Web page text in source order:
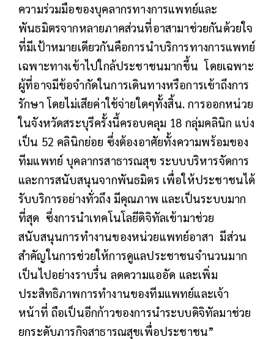
ความร่วมมือของบุคลากรทางการแพทย์และ
พันธมิตรจากหลายภาคส่วนที่อาสามาช่วยกันด้วยใจ
ที่มีเป้าหมายเดียวกันคือการนำบริการทางการแพทย์
เฉพาะทางเข้าไปใกล้ประชาชนมากขึ้น โดยเฉพาะ
ผู้ที่อาจมีข้อจำกัดในการเดินทางหรือการเข้าถึงการ
รักษา โดยไม่เสียค่าใช้จ่ายใดๆทั้งสิ้น. การออกหน่วย
ในจังหวัดสระบุรีครั้งนี้ครอบคลุม 18 กลุ่มคลินิก แบ่ง
เป็น 52 คลินิกย่อย ซึ่งต้องอาศัยทั้งความพร้อมของ
ทีมแพทย์ บุคลากรสาธารณสุข ระบบบริหารจัดการ
และการสนับสนุนจากพันธมิตร เพื่อให้ประชาชนได้
รับบริการอย่างทั่วถึง มีคุณภาพ และเป็นระบบมาก
ที่สุด ซึ่งการนำเทคโนโลยีดิจิทัลเข้ามาช่วย
สนับสนุนการทำงานของหน่วยแพทย์อาสา มีส่วน
สำคัญในการช่วยให้การดูแลประชาชนจำนวนมาก
เป็นไปอย่างราบรื่น ลดความแออัด และเพิ่ม
ประสิทธิภาพการทำงานของทีมแพทย์และเจ้า
หน้าที่ ถือเป็นอีกก้าวของการนำระบบดิจิทัลมาช่วย
ยกระดับภารกิจสาธารณสุขเพื่อประชาชน”